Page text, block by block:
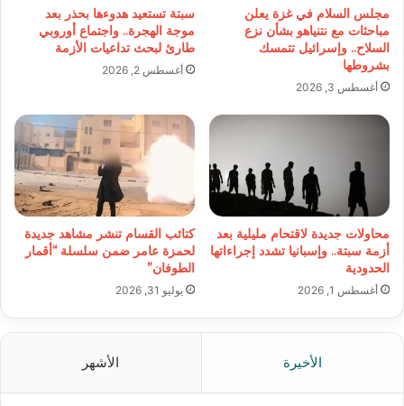
مجلس السلام في غزة يعلن
مباحثات مع نتنياهو بشأن نزع
السلاح.. وإسرائيل تتمسك
بشروطها
أغسطس 3, 2026
سبتة تستعيد هدوءها بحذر بعد
موجة الهجرة.. واجتماع أوروبي
طارئ لبحث تداعيات الأزمة
أغسطس 2, 2026
محاولات جديدة لاقتحام مليلية بعد
أزمة سبتة.. وإسبانيا تشدد إجراءاتها
الحدودية
أغسطس 1, 2026
كتائب القسام تنشر مشاهد جديدة
لحمزة عامر ضمن سلسلة “أقمار
الطوفان”
يوليو 31, 2026
الأخيرة الأشهر